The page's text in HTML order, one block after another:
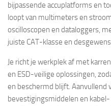
bijpassende accuplatforms en
loopt van multimeters en
oscilloscopen en dataloggers,
juiste CAT-klasse en
Je richt je werkplek af met
en ESD-veilige oplossingen,
en beschermd blijft. Aanvullend
bevestigingsmiddelen en